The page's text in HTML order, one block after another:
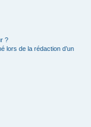
?
lors de la rédaction d’un